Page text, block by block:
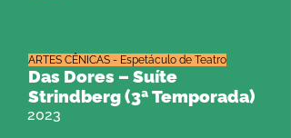
Das Dores – Suíte
Strindberg (3ª Temporada)
2023
ARTES CÊNICAS - Espetáculo de Teatro